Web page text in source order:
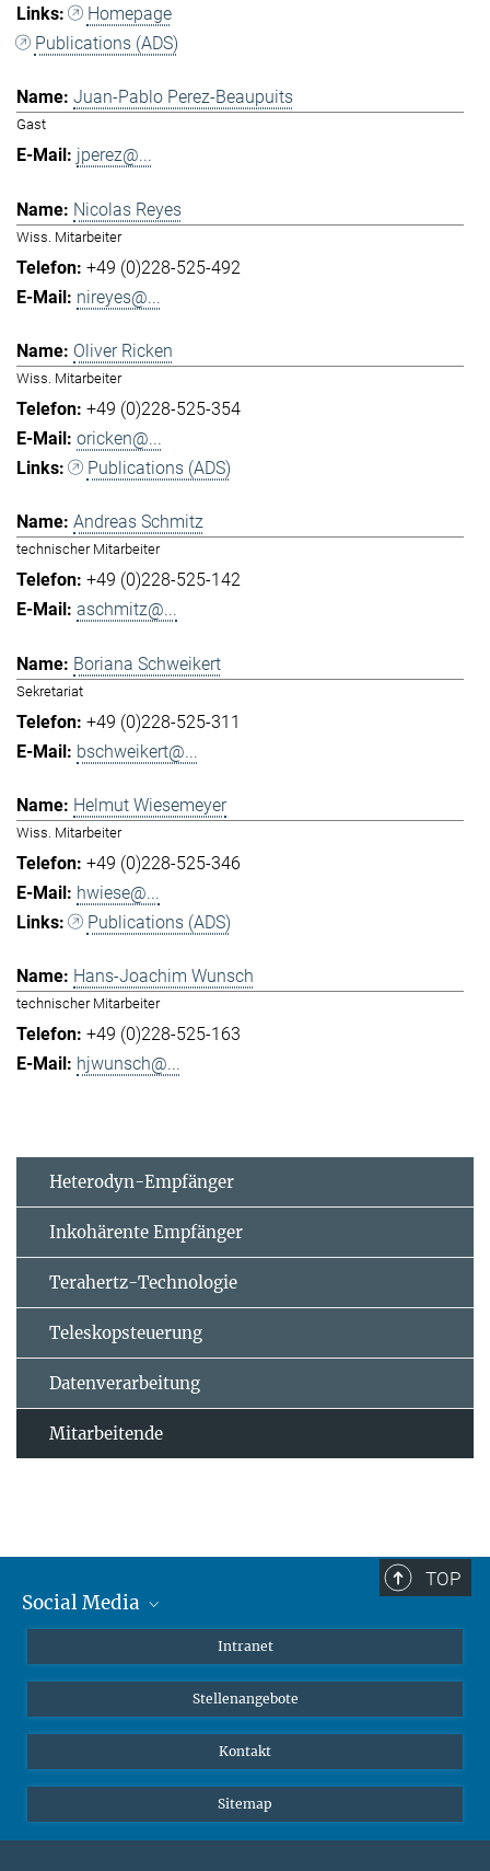
Homepage
Publications (ADS)
Juan-Pablo Perez-Beaupuits
Gast
jperez@...
Nicolas Reyes
Wiss. Mitarbeiter
+49 (0)228-525-492
nireyes@...
Oliver Ricken
Wiss. Mitarbeiter
+49 (0)228-525-354
oricken@...
Publications (ADS)
Andreas Schmitz
technischer Mitarbeiter
+49 (0)228-525-142
aschmitz@...
Boriana Schweikert
Sekretariat
+49 (0)228-525-311
bschweikert@...
Helmut Wiesemeyer
Wiss. Mitarbeiter
+49 (0)228-525-346
hwiese@...
Publications (ADS)
Hans-Joachim Wunsch
technischer Mitarbeiter
+49 (0)228-525-163
hjwunsch@...
Heterodyn-Empfänger
Inkohärente Empfänger
Terahertz-Technologie
Teleskopsteuerung
Datenverarbeitung
Mitarbeitende
TOP
Social Media
Instagram
LinkedIn
Intranet
Stellenangebote
Kontakt
Sitemap